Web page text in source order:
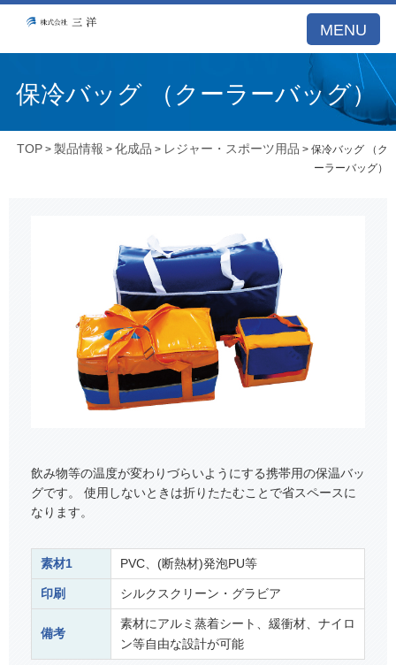
MENU
保冷バッグ （クーラーバッグ）
TOP >製品情報 >化成品 > レジャー・スポーツ用品 > 保冷バッグ （ク
ーラーバッグ）
飲み物等の温度が変わりづらいようにする携帯用の保温バッ
グです。 使用しないときは折りたたむことで省スペースに
なります。
素材1 PVC、(断熱材)発泡PU等
印刷 シルクスクリーン・グラビア
備考
素材にアルミ蒸着シート、緩衝材、ナイロ
ン等自由な設計が可能